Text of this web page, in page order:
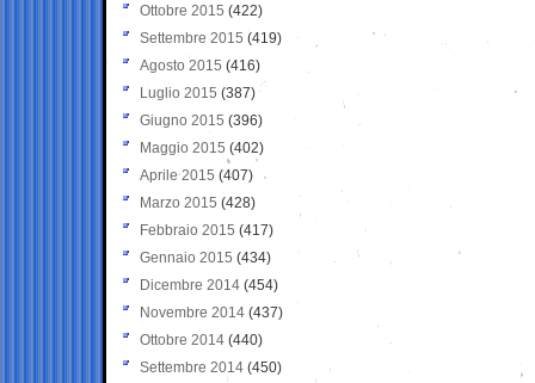
Ottobre 2015 (422)
Settembre 2015 (419)
Agosto 2015 (416)
Luglio 2015 (387)
Giugno 2015 (396)
Maggio 2015 (402)
Aprile 2015 (407)
Marzo 2015 (428)
Febbraio 2015 (417)
Gennaio 2015 (434)
Dicembre 2014 (454)
Novembre 2014 (437)
Ottobre 2014 (440)
Settembre 2014 (450)